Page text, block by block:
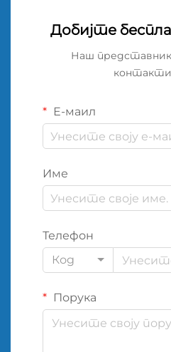
Добијте
Наш представник
Е-маил
Име
Телефон
Код
Порука